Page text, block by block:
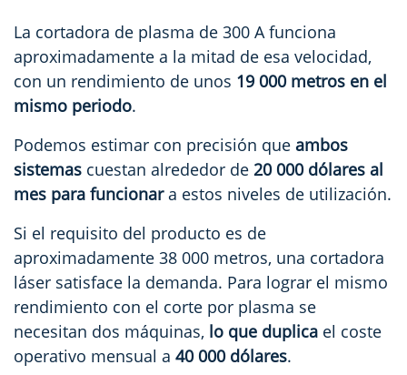
La cortadora de plasma de 300 A funciona
aproximadamente a la mitad de esa velocidad,
con un rendimiento de unos 19 000 metros en el
mismo periodo.
Podemos estimar con precisión que ambos
sistemas cuestan alrededor de 20 000 dólares al
mes para funcionara estos niveles de utilización.
Si el requisito del producto es de
aproximadamente 38 000 metros, una cortadora
láser satisface la demanda. Para lograr el mismo
rendimiento con el corte por plasma se
necesitan dos máquinas, lo que duplica el coste
operativo mensual a 40 000 dólares.